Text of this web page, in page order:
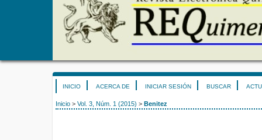
INICIO ACERCA DE INICIAR SESIÓN BUSCAR
Inicio > Vol. 3, Núm. 1 (2015) > Benitez